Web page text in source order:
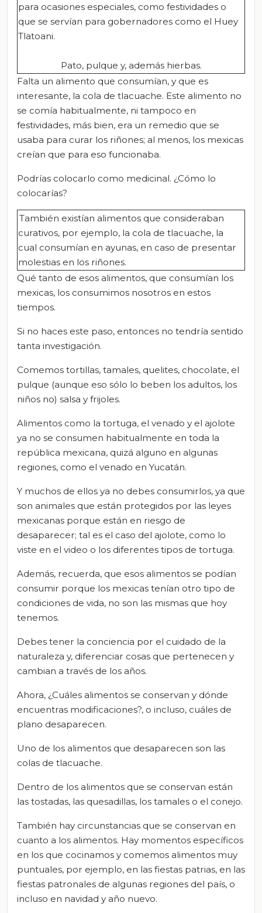
para ocasiones especiales, como festividades o
que se servían para gobernadores como el Huey
Tlatoani.
Pato, pulque y, además hierbas.
Falta un alimento que consumían, y que es
interesante, la cola de tlacuache. Este alimento no
se comía habitualmente, ni tampoco en
festividades, más bien, era un remedio que se
usaba para curar los riñones; al menos, los mexicas
creían que para eso funcionaba.
Podrías colocarlo como medicinal. ¿Cómo lo
colocarías?
También existían alimentos que consideraban
curativos, por ejemplo, la cola de tlacuache, la
cual consumían en ayunas, en caso de presentar
molestias en los riñones.
Qué tanto de esos alimentos, que consumían los
mexicas, los consumimos nosotros en estos
tiempos.
Si no haces este paso, entonces no tendría sentido
tanta investigación.
Comemos tortillas, tamales, quelites, chocolate, el
pulque (aunque eso sólo lo beben los adultos, los
niños no) salsa y frijoles.
Alimentos como la tortuga, el venado y el ajolote
ya no se consumen habitualmente en toda la
república mexicana, quizá alguno en algunas
regiones, como el venado en Yucatán.
Y muchos de ellos ya no debes consumirlos, ya que
son animales que están protegidos por las leyes
mexicanas porque están en riesgo de
desaparecer; tal es el caso del ajolote, como lo
viste en el video o los diferentes tipos de tortuga.
Además, recuerda, que esos alimentos se podían
consumir porque los mexicas tenían otro tipo de
condiciones de vida, no son las mismas que hoy
tenemos.
Debes tener la conciencia por el cuidado de la
naturaleza y, diferenciar cosas que pertenecen y
cambian a través de los años.
Ahora, ¿Cuáles alimentos se conservan y dónde
encuentras modificaciones?, o incluso, cuáles de
plano desaparecen.
Uno de los alimentos que desaparecen son las
colas de tlacuache.
Dentro de los alimentos que se conservan están
las tostadas, las quesadillas, los tamales o el conejo.
También hay circunstancias que se conservan en
cuanto a los alimentos. Hay momentos específicos
en los que cocinamos y comemos alimentos muy
puntuales, por ejemplo, en las fiestas patrias, en las
fiestas patronales de algunas regiones del país, o
incluso en navidad y año nuevo.